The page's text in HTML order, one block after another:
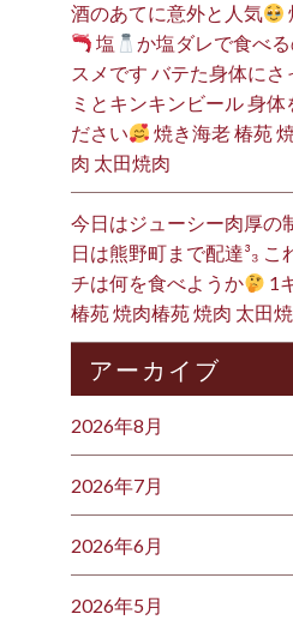
酒のあてに意外と人気
塩
か塩ダレで食べ
スメです バテた身体にさ
ミとキンキンビール 身体
ださい
焼き海老 椿苑
肉 太田焼肉
今日はジューシー肉厚の
日は熊野町まで配達³₃ こ
チは何を食べようか
1
椿苑 焼肉椿苑 焼肉 太田
アーカイブ
2026年8月
2026年7月
2026年6月
2026年5月